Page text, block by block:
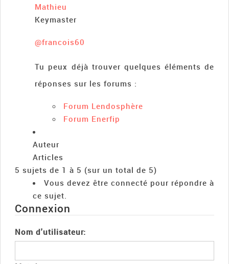
Mathieu
Keymaster
@francois60
Tu peux déjà trouver quelques éléments de
réponses sur les forums :
Forum Lendosphère
Forum Enerfip
Auteur
Articles
5 sujets de 1 à 5 (sur un total de 5)
Vous devez être connecté pour répondre à
ce sujet.
Connexion
Nom d'utilisateur: